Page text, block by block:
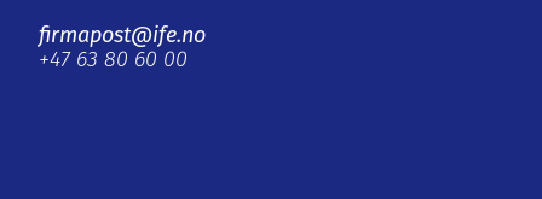
firmapost@ife.no
+47 63 80 60 00